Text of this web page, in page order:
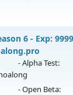
Năng Hồi
- Mở máy chủ
6 - Exp:
- Alpha Test:
- Open Beta: